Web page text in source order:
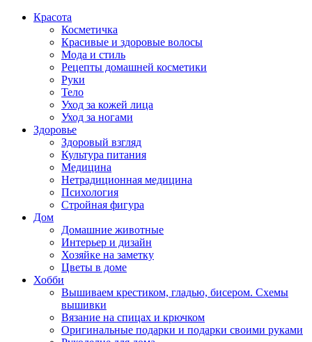
Красота
Косметичка
Красивые и здоровые волосы
Мода и стиль
Рецепты домашней косметики
Руки
Тело
Уход за кожей лица
Уход за ногами
Здоровье
Здоровый взгляд
Культура питания
Медицина
Нетрадиционная медицина
Психология
Стройная фигура
Дом
Домашние животные
Интерьер и дизайн
Хозяйке на заметку
Цветы в доме
Хобби
Вышиваем крестиком, гладью, бисером. Схемы
вышивки
Вязание на спицах и крючком
Оригинальные подарки и подарки своими руками